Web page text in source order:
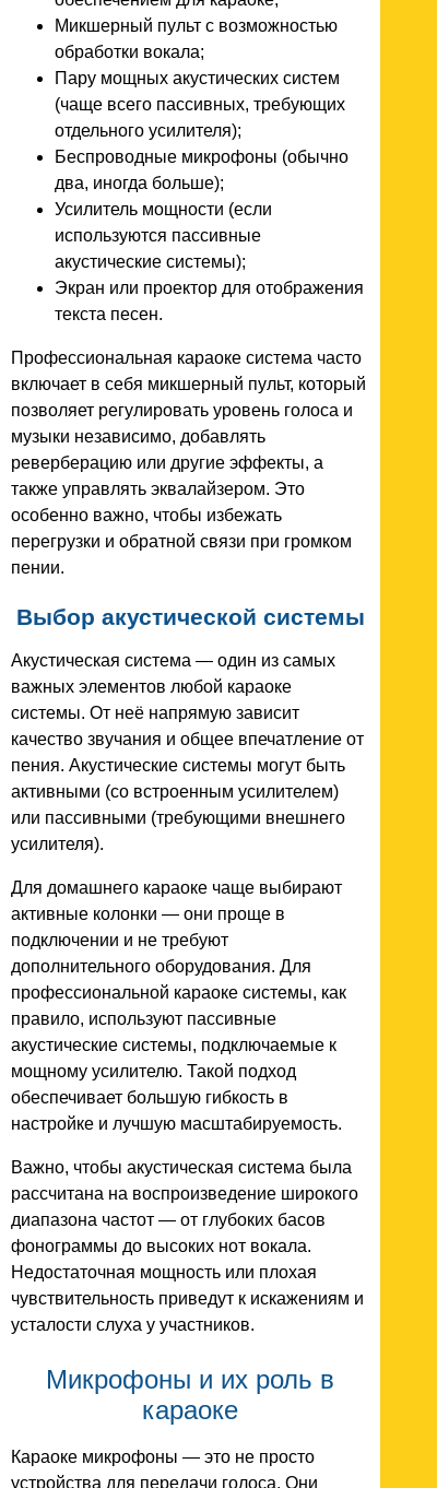
Микшерный пульт с возможностью
обработки вокала;
Пару мощных акустических систем
(чаще всего пассивных, требующих
отдельного усилителя);
Беспроводные микрофоны (обычно
два, иногда больше);
Усилитель мощности (если
используются пассивные
акустические системы);
Экран или проектор для отображения
текста песен.
Профессиональная караоке система часто
включает в себя микшерный пульт, который
позволяет регулировать уровень голоса и
музыки независимо, добавлять
реверберацию или другие эффекты, а
также управлять эквалайзером. Это
особенно важно, чтобы избежать
перегрузки и обратной связи при громком
пении.
Выбор акустической системы
Акустическая система — один из самых
важных элементов любой караоке
системы. От неё напрямую зависит
качество звучания и общее впечатление от
пения. Акустические системы могут быть
активными (со встроенным усилителем)
или пассивными (требующими внешнего
усилителя).
Для домашнего караоке чаще выбирают
активные колонки — они проще в
подключении и не требуют
дополнительного оборудования. Для
профессиональной караоке системы, как
правило, используют пассивные
акустические системы, подключаемые к
мощному усилителю. Такой подход
обеспечивает большую гибкость в
настройке и лучшую масштабируемость.
Важно, чтобы акустическая система была
рассчитана на воспроизведение широкого
диапазона частот — от глубоких басов
фонограммы до высоких нот вокала.
Недостаточная мощность или плохая
чувствительность приведут к искажениям и
усталости слуха у участников.
Микрофоны и их роль в
караоке
Караоке микрофоны — это не просто
устройства для передачи голоса. Они